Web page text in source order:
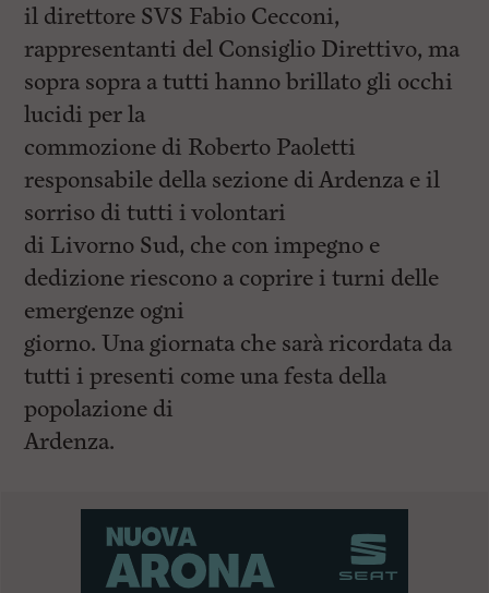
il direttore SVS Fabio Cecconi,
rappresentanti del Consiglio Direttivo, ma
sopra sopra a tutti hanno brillato gli occhi
lucidi per la
commozione di Roberto Paoletti
responsabile della sezione di Ardenza e il
sorriso di tutti i volontari
di Livorno Sud, che con impegno e
dedizione riescono a coprire i turni delle
emergenze ogni
giorno. Una giornata che sarà ricordata da
tutti i presenti come una festa della
popolazione di
Ardenza.